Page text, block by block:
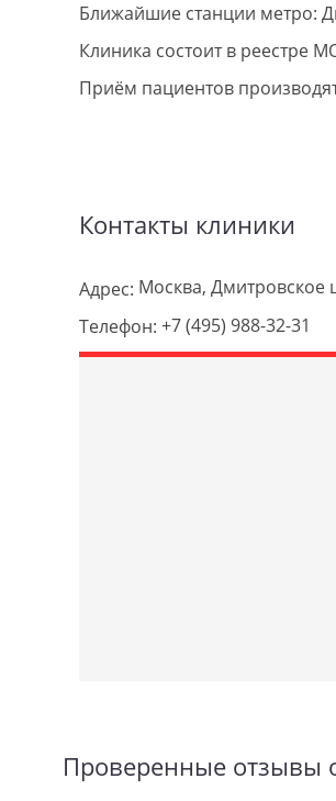
Ближайшие станции метро:
Клиника состоит в реестре
Приём пациентов
Контакты клиники
Адрес: Москва, Дмитровское
Телефон: +7 (495) 988-32-31
Проверенные отзывы